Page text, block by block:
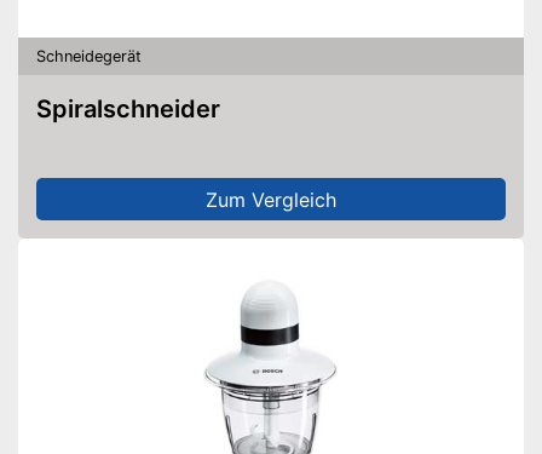
Schneidegerät
Spiralschneider
Zum Vergleich